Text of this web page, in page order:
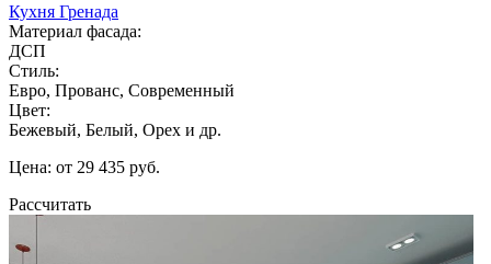
Кухня Гренада
Материал фасада:
ДСП
Стиль:
Евро, Прованс, Современный
Цвет:
Бежевый, Белый, Орех и др.
Цена: от 29 435 руб.
Рассчитать